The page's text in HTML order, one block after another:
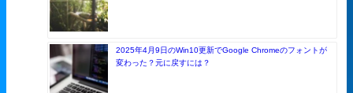
2025年4月9日のWin10更新でGoogle Chromeのフォントが
変わった？元に戻すには？